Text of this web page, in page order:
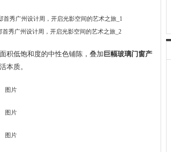
面积低饱和度的中性色铺陈，叠加 巨幅玻璃门窗产
本质。